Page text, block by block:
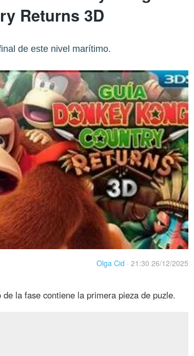
Returns 3D
de este nivel marítimo.
Olga Cid · 21:30 26/12/2025
la fase contiene la primera pieza de puzle.